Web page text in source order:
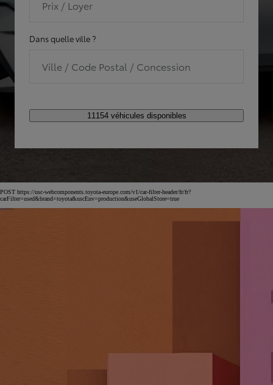
Prix / Loyer
Dans quelle ville ?
Ville / Code Postal / Concession
11154 véhicules disponibles
POST https://usc-webcomponents.toyota-europe.com/v1/car-filter-header/fr/fr?
carFilter=used&brand=toyota&uscEnv=production&useGlobalStore=true